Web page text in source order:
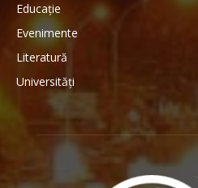
Educație
Evenimente
Literatură
Universități